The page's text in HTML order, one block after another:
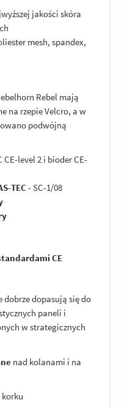
jakości skóra
mesh, spandex,
Rebel mają
na rzepie Velcro, a w
podwójną
level 2 i bioder CE-
TEC - SC-1/08
CE
dobrze dopasują się do
paneli i
w strategicznych
nad kolanami i na